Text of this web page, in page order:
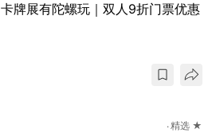
卡牌展有陀螺玩｜双人9折门票优惠
精选 ★